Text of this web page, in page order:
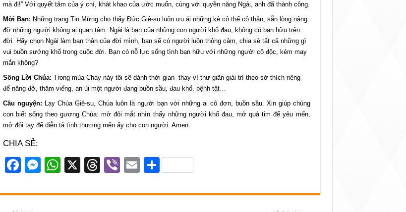
mà đi!” Với quyết tâm của ý chí, khát khao của ước muốn, cùng với quyền năng Ngài, anh đã thành công.
Mời Bạn: Những trang Tin Mừng cho thấy Đức Giê-su luôn ưu ái những kẻ cô thế cô thân, sẵn lòng nâng
đỡ những người không ai quan tâm. Ngài là bạn của những con người khổ đau, không có bạn hữu trên
đời. Hãy chọn Ngài làm bạn thân của đời mình, bạn sẽ có người luôn thông cảm, chia sẻ tất cả những gì
vui buồn sướng khổ trong cuộc đời. Bạn có nỗ lực sống tình bạn hữu với những người cô độc, kém may
mắn không?
Sống Lời Chúa: Trong mùa Chay này tôi sẽ dành thời gian -thay vì thư giãn giải trí theo sở thích riêng-
để nâng đỡ, thăm viếng, an ủi một người đang buồn sầu, đau khổ, bệnh tật…
Cầu nguyện: Lạy Chúa Giê-su, Chúa luôn là người bạn với những ai cô đơn, buồn sầu. Xin giúp chúng
con biết sống theo gương Chúa: mở đôi mắt nhìn thấy những người khổ đau, mở quả tim để yêu mến,
mở đôi tay để diễn tả tình thương mến ấy cho con người. Amen.
CHIA SẺ:
F
c
M
ss
W
at
X
T
e
Vi
er
E
ail
S
ar